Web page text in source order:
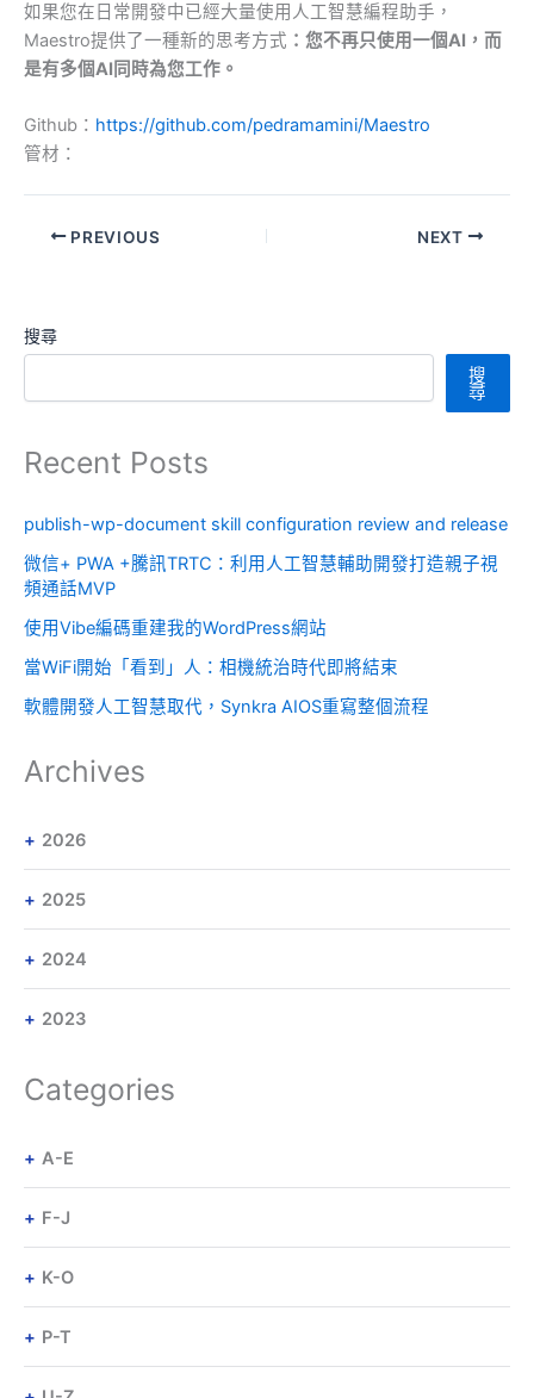
如果您在日常開發中已經大量使用人工智慧編程助手，
Maestro提供了一種新的思考方式 ：您不再只使用一個AI，而
是有多個AI同時為您工作。
Github： https://github.com/pedramamini/Maestro
管材：
PREVIOUS NEXT
搜尋
搜
尋
Recent Posts
publish-wp-document skill configuration review and release
微信+ PWA +騰訊TRTC：利用人工智慧輔助開發打造親子視
頻通話MVP
使用Vibe編碼重建我的WordPress網站
當WiFi開始「看到」人：相機統治時代即將結束
軟體開發人工智慧取代，Synkra AIOS重寫整個流程
Archives
2026
2025
2024
2023
Categories
A-E
F-J
K-O
P-T